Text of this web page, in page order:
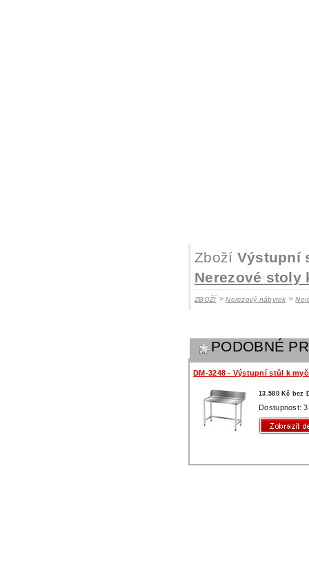
Zboží Výstupní
Nerezové stoly
ZBOŽÍ >Nerezový nábytek >
PODOBNÉ
DM-3248 - Výstupní stůl k
13.580 Kč bez
Dostupnost: